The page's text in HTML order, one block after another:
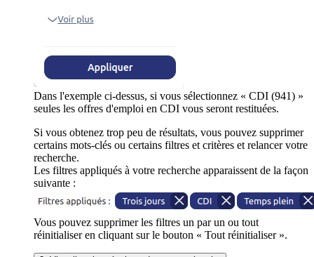
Dans l'exemple ci-dessus, si vous sélectionnez « CDI (941) »
seules les offres d'emploi en CDI vous seront restituées.
Si vous obtenez trop peu de résultats, vous pouvez supprimer
certains mots-clés ou certains filtres et critères et relancer votre
recherche.
Les filtres appliqués à votre recherche apparaissent de la façon
suivante :
Vous pouvez supprimer les filtres un par un ou tout
réinitialiser en cliquant sur le bouton « Tout réinitialiser ».